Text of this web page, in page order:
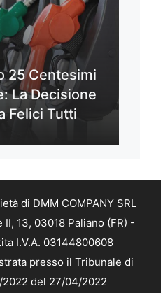
25 Centesimi
La Decisione
Felici Tutti
di DMM COMPANY SRL
13, 03018 Paliano (FR) -
I.V.A. 03144800608
presso il Tribunale di
del 27/04/2022